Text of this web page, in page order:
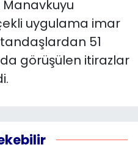
Manavkuyu
uygulama imar
51
görüşülen itirazlar